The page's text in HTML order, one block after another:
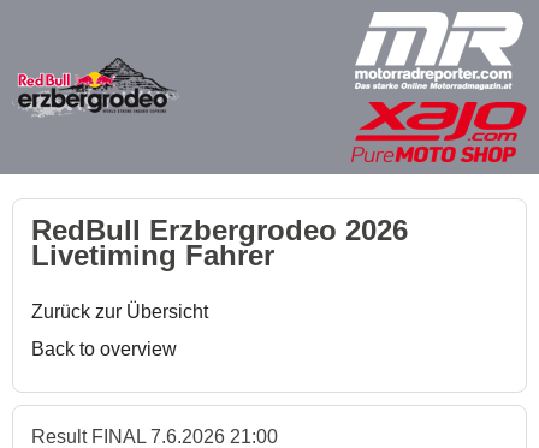
RedBull Erzbergrodeo 2026
Livetiming Fahrer
Zurück zur Übersicht
Back to overview
Result FINAL 7.6.2026 21:00